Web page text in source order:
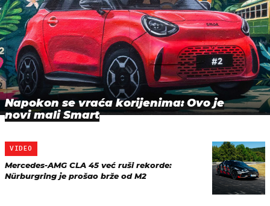
Napokon se vraća korijenima: Ovo je
novi mali Smart
VIDEO
Mercedes-AMG CLA 45 već ruši rekorde:
Nürburgring je prošao brže od M2